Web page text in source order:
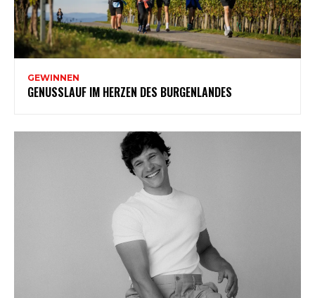
GEWINNEN
GENUSSLAUF IM HERZEN DES BURGENLANDES